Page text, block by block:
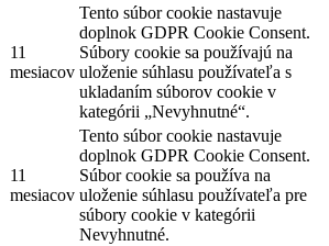
11
mesiacov
Tento súbor cookie nastavuje
doplnok GDPR Cookie Consent.
Súbory cookie sa používajú na
uloženie súhlasu používateľa s
ukladaním súborov cookie v
kategórii „Nevyhnutné“.
11
mesiacov
Tento súbor cookie nastavuje
doplnok GDPR Cookie Consent.
Súbor cookie sa používa na
uloženie súhlasu používateľa pre
súbory cookie v kategórii
Nevyhnutné.